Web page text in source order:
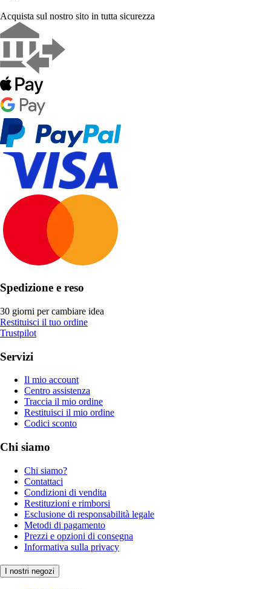
Acquista sul nostro sito in tutta sicurezza
Spedizione e reso
30 giorni per cambiare idea
Restituisci il tuo ordine
Trustpilot
Servizi
Il mio account
Centro assistenza
Traccia il mio ordine
Restituisci il mio ordine
Codici sconto
Chi siamo
Chi siamo?
Contattaci
Condizioni di vendita
Restituzioni e rimborsi
Esclusione di responsabilità legale
Metodi di pagamento
Prezzi e opzioni di consegna
Informativa sulla privacy
I nostri negozi